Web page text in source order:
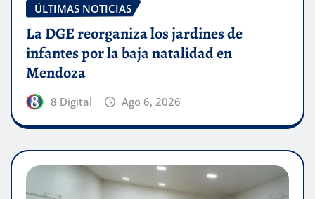
ÚLTIMAS NOTICIAS
La DGE reorganiza los jardines de
infantes por la baja natalidad en
Mendoza
8 Digital Ago 6, 2026